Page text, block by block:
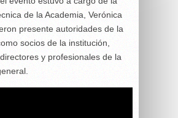
de la Academia, Verónica
presente autoridades de la
socios de la institución,
y profesionales de la